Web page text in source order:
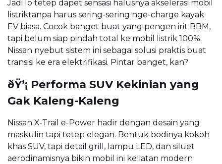
Jadi lo tetep dapet sensasi halusnya akselerasi mobil
listriktanpa harus sering-sering nge-charge kayak
EV biasa. Cocok banget buat yang pengen irit BBM,
tapi belum siap pindah total ke mobil listrik 100%.
Nissan nyebut sistem ini sebagai solusi praktis buat
transisi ke era elektrifikasi. Pintar banget, kan?
ðŸ’¡ Performa SUV Kekinian yang
Gak Kaleng-Kaleng
Nissan X-Trail e-Power hadir dengan desain yang
maskulin tapi tetep elegan. Bentuk bodinya kokoh
khas SUV, tapi detail grill, lampu LED, dan siluet
aerodinamisnya bikin mobil ini keliatan modern